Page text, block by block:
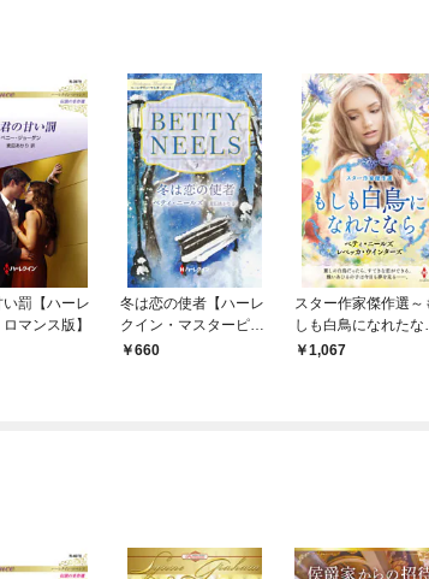
罰【ハーレ
マンス版】
冬は恋の使者【ハーレ
クイン・マスターピー
ス版】
660
スター作家傑作選～
しも白鳥になれたな
～1,067